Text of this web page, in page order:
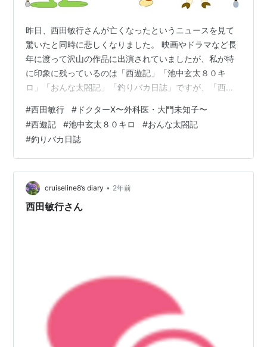
昨日、西田敏行さんが亡くなったというニュースを見て
驚いたと同時に悲しくなりました。 映画やドラマなど長
年に渡って沢山の作品に出演されていましたが、私が特
に印象に残っているのは「西遊記」「池中玄太８０キ
ロ」「おんな太閤記」「釣りバカ日誌」ですが、「西遊
頃だったんじゃないかと記憶しています。猪八戒ってこ
んな感じなのかなと思いユニークな役でした、ゴダイゴ
の主題歌も印象的でした。 「池中玄太８０キロ」は再婚
相手の連れ子３人がなかなかなつかなくて最初の頃は見
ていてつらいなって思った事があります。私はその娘の
世代なんですが、あそこまで反抗的にならなくてもと…
#西田敏行 # ドクターX〜外科医・大門未知子〜
#西遊記 #池中玄太８０キロ #おんな太閤記
#釣りバカ日誌
cruiseline8’s diary • 2年前
西田敏行さん